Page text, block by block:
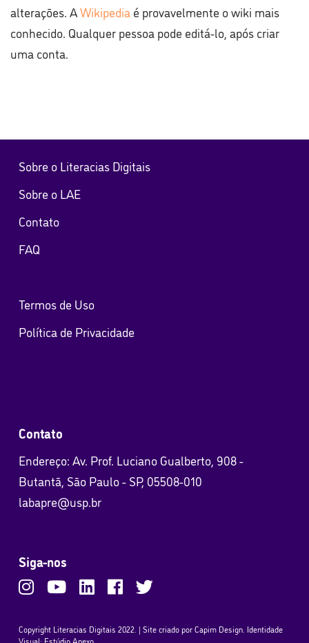
alterações. AWikipedia é provavelmente o wiki mais
conhecido. Qualquer pessoa pode editá-lo, após criar
uma conta.
Sobre o Literacias Digitais
Sobre o LAE
Contato
FAQ
Termos de Uso
Política de Privacidade
Contato
Endereço: Av. Prof. Luciano Gualberto, 908 -
Butantã, São Paulo - SP, 05508-010
labapre@usp.br
Siga-nos
Copyright Literacias Digitais 2022. | Site criado porCapim Design. Identidade